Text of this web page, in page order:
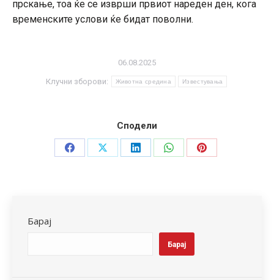
прскање, тоа ќе се изврши првиот нареден ден, кога
временските услови ќе бидат поволни.
06.08.2025
Клучни зборови: Животна средина Известувања
Сподели
Share
Share
Share
Share
Share
Барај
Барај